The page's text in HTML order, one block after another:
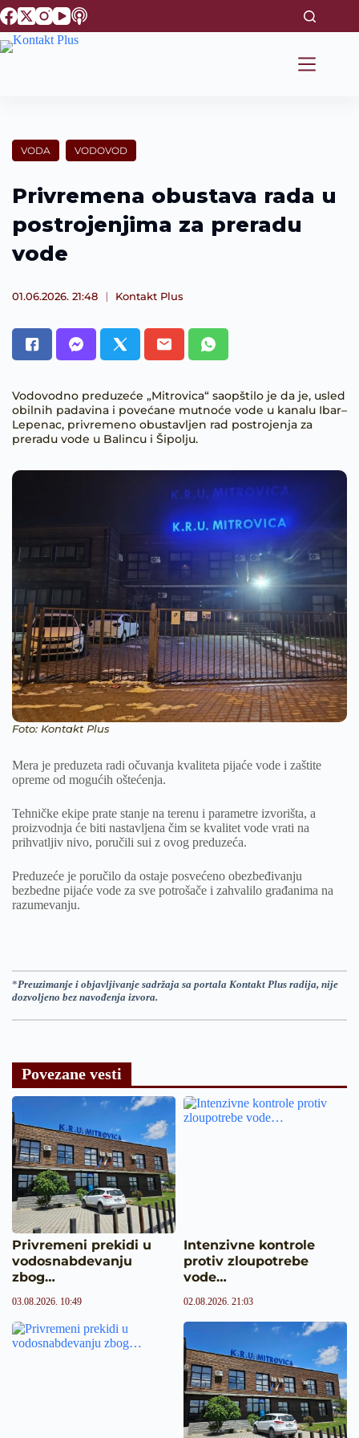
S
k
i
e
t
VODA VODOVOD
Privremena obustava rada u
postrojenjima za preradu
vode
01.06.2026. 21:48 Kontakt Plus
Vodovodno preduzeće „Mitrovica“ saopštilo je da je, usled
obilnih padavina i povećane mutnoće vode u kanalu Ibar–
Lepenac, privremeno obustavljen rad postrojenja za
preradu vode u Balincu i Šipolju.
Foto: Kontakt Plus
Mera je preduzeta radi očuvanja kvaliteta pijaće vode i zaštite
opreme od mogućih oštećenja.
Tehničke ekipe prate stanje na terenu i parametre izvorišta, a
proizvodnja će biti nastavljena čim se kvalitet vode vrati na
prihvatljiv nivo, poručili sui z ovog preduzeća.
Preduzeće je poručilo da ostaje posvećeno obezbeđivanju
bezbedne pijaće vode za sve potrošače i zahvalilo građanima na
razumevanju.
*Preuzimanje i objavljivanje sadržaja sa portala Kontakt Plus radija, nije
dozvoljeno bez navođenja izvora.
Povezane vesti
Privremeni prekidi u
vodosnabdevanju
zbog…
03.08.2026. 10:49
Intenzivne kontrole
protiv zloupotrebe
vode…
02.08.2026. 21:03